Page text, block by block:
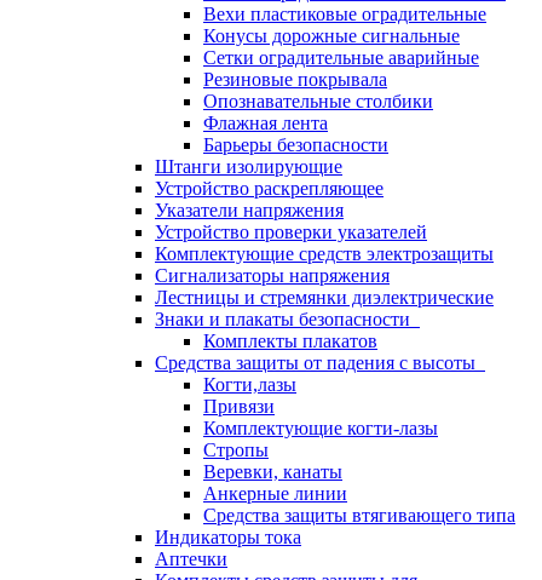
Вехи пластиковые оградительные
Конусы дорожные сигнальные
Сетки оградительные аварийные
Резиновые покрывала
Опознавательные столбики
Флажная лента
Барьеры безопасности
Штанги изолирующие
Устройство раскрепляющее
Указатели напряжения
Устройство проверки указателей
Комплектующие средств электрозащиты
Сигнализаторы напряжения
Лестницы и стремянки диэлектрические
Знаки и плакаты безопасности
Комплекты плакатов
Средства защиты от падения с высоты
Когти,лазы
Привязи
Комплектующие когти-лазы
Стропы
Веревки, канаты
Анкерные линии
Средства защиты втягивающего типа
Индикаторы тока
Аптечки